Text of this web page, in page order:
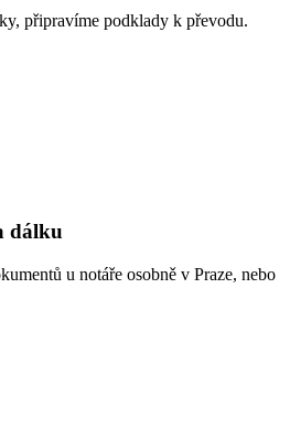
připravíme podklady k převodu.
dálku
u notáře osobně v Praze, nebo